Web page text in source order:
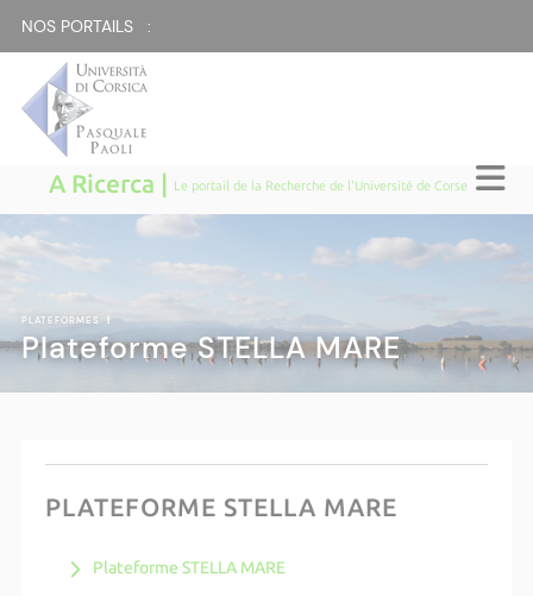
NOS PORTAILS :
A Ricerca | Le portail de la Recherche de l'Université de Corse
PLATEFORMES
Plateforme STELLA MARE
PLATEFORME STELLA MARE
Plateforme STELLA MARE